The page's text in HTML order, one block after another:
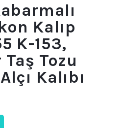
Kalıp
K-153,
Tozu
Kalıbı